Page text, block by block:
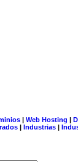
| Web Hosting |
| Industrias |